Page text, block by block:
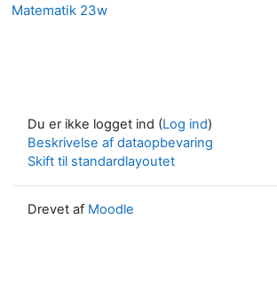
Matematik 23w
Du er ikke logget ind (Log ind)
Beskrivelse af dataopbevaring
Skift til standardlayoutet
Drevet af Moodle